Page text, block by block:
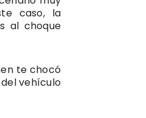
caso, la
al choque
te chocó
vehículo